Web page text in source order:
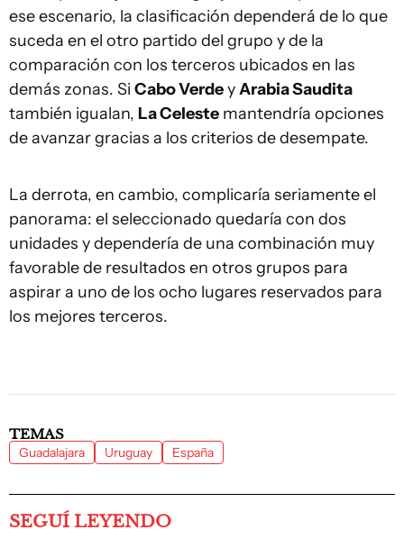
ese escenario, la clasificación dependerá de lo que
suceda en el otro partido del grupo y de la
comparación con los terceros ubicados en las
demás zonas. Si Cabo VerdeyArabia Saudita
también igualan, La Celeste mantendría opciones
de avanzar gracias a los criterios de desempate.
La derrota, en cambio, complicaría seriamente el
panorama: el seleccionado quedaría con dos
unidades y dependería de una combinación muy
favorable de resultados en otros grupos para
aspirar a uno de los ocho lugares reservados para
los mejores terceros.
TEMAS
Guadalajara Uruguay España
SEGUÍ LEYENDO